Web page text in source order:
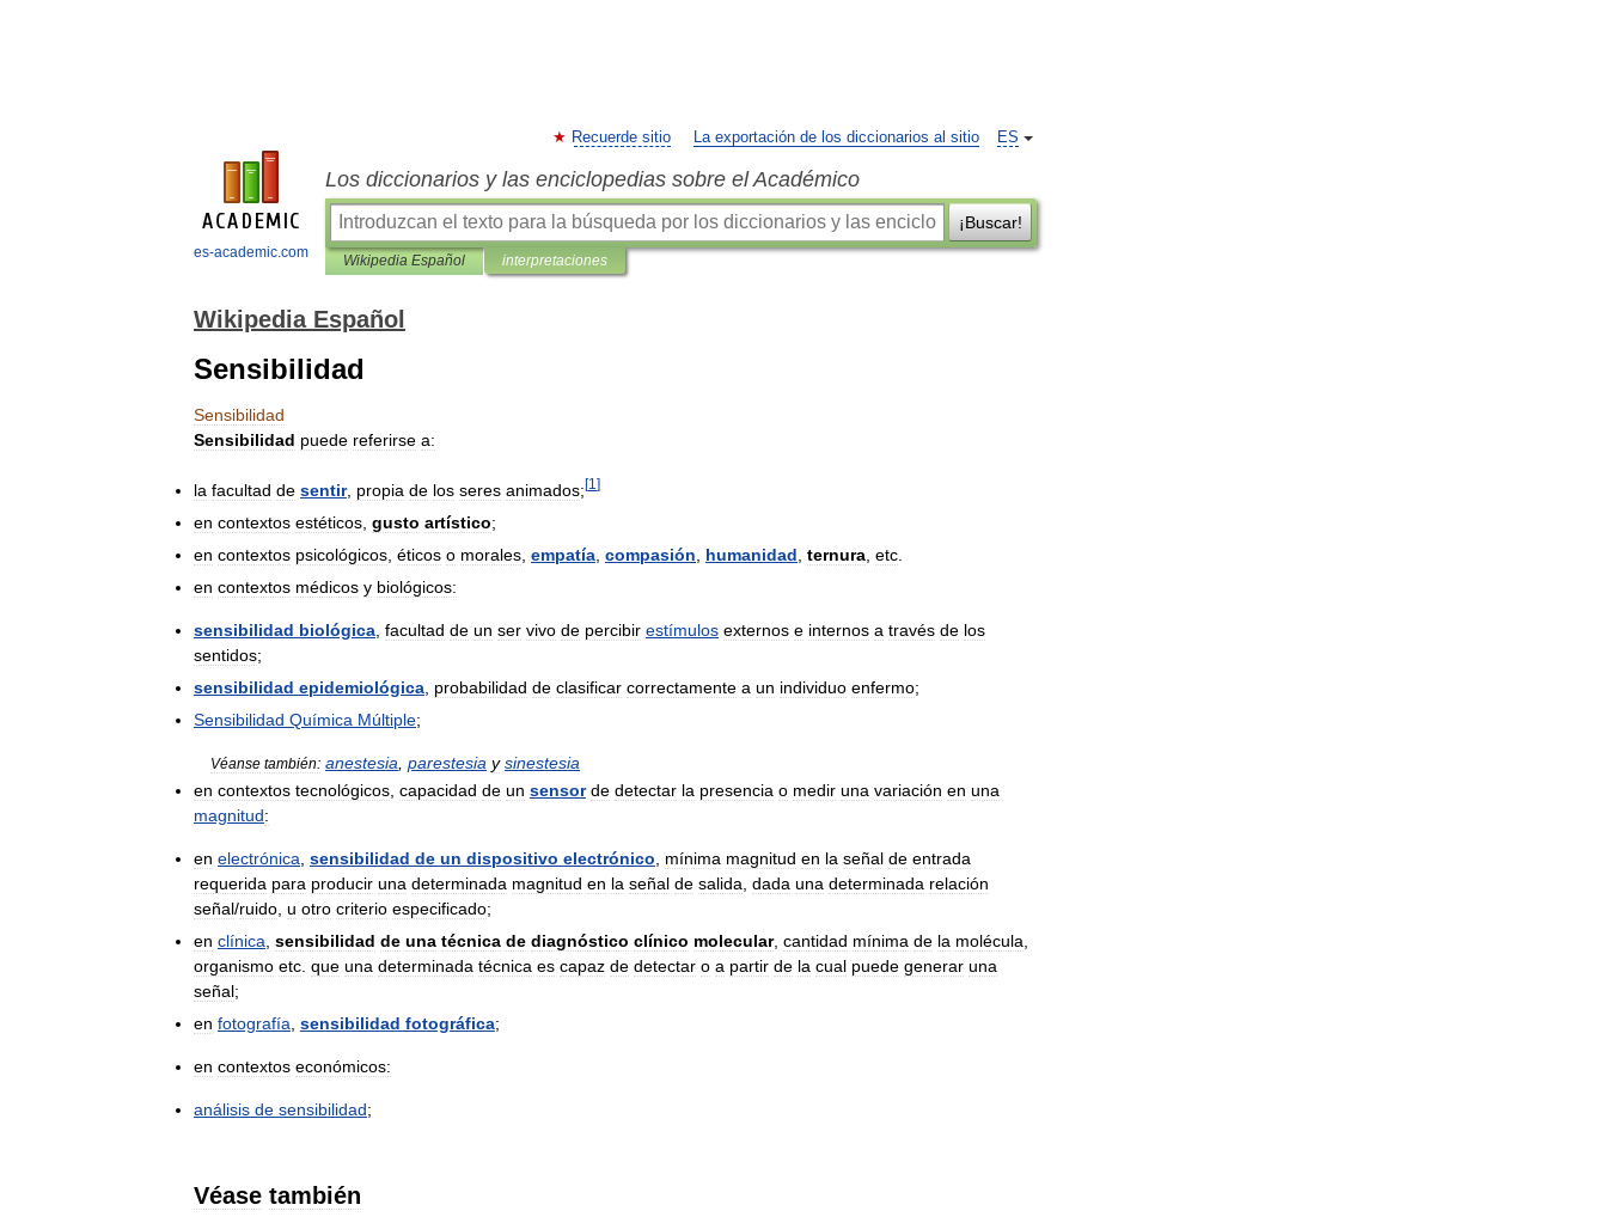
es-academic.com
ES
Recuerde sitio La exportación de los diccionarios al sitio
Los diccionarios y las enciclopedias sobre el Académico
¡Buscar!
Wikipedia Español interpretaciones
Wikipedia Español
Sensibilidad
Sensibilidad
Sensibilidad puede referirse a:
la facultad de sentir, propia de los seres animados;[1 ]
en contextos estéticos gusto artístico;
en contextos psicológicos éticos o morales empatía compasión humanidad ternura etc
en contextos médicos y biológicos:
sensibilidad biológica facultad de un ser vivo de percibir estímulos externos e internos a través de los
sentidos;
sensibilidad epidemiológica probabilidad de clasificar correctamente a un individuo enfermo;
Sensibilidad Química Múltiple;
Véanse también: anestesia parestesia y sinestesia
en contextos tecnológicos capacidad de un sensor de detectar la presencia o medir una variación en una
magnitud:
en electrónica sensibilidad de un dispositivo electrónico mínima magnitud en la señal de entrada
requerida para producir una determinada magnitud en la señal de salida dada una determinada relación
señal/ruido u otro criterio especificado;
en clínica sensibilidad de una técnica de diagnóstico clínico molecular, cantidad mínima de la molécula
organismo etc que una determinada técnica es capaz de detectar o a partir de la cual puede generar una
señal;
en fotografía sensibilidad fotográfica;
en contextos económicos:
análisis de sensibilidad;
Véase también